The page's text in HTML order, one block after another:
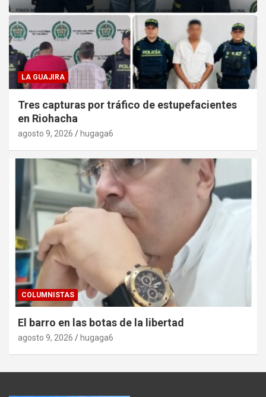
LA GUAJIRA
Tres capturas por tráfico de estupefacientes
en Riohacha
agosto 9, 2026 hugaga6
COLUMNISTAS
El barro en las botas de la libertad
agosto 9, 2026 hugaga6